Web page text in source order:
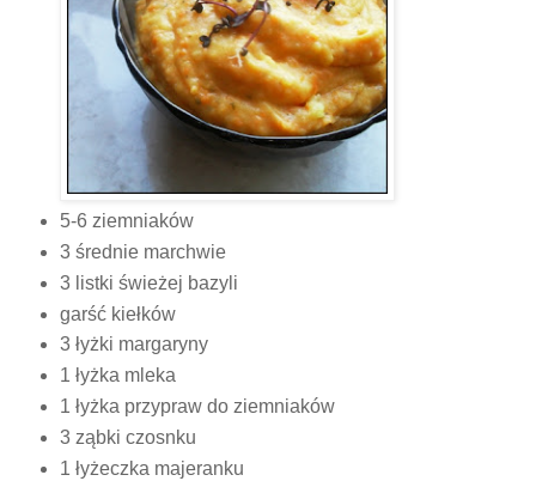
5-6 ziemniaków
3 średnie marchwie
3 listki świeżej bazyli
garść kiełków
3 łyżki margaryny
1 łyżka mleka
1 łyżka przypraw do ziemniaków
3 ząbki czosnku
1 łyżeczka majeranku